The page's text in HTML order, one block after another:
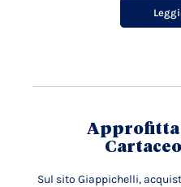
Sul sito Giappichelli,